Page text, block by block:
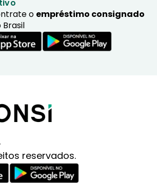
o empréstimo consignado
reservados.